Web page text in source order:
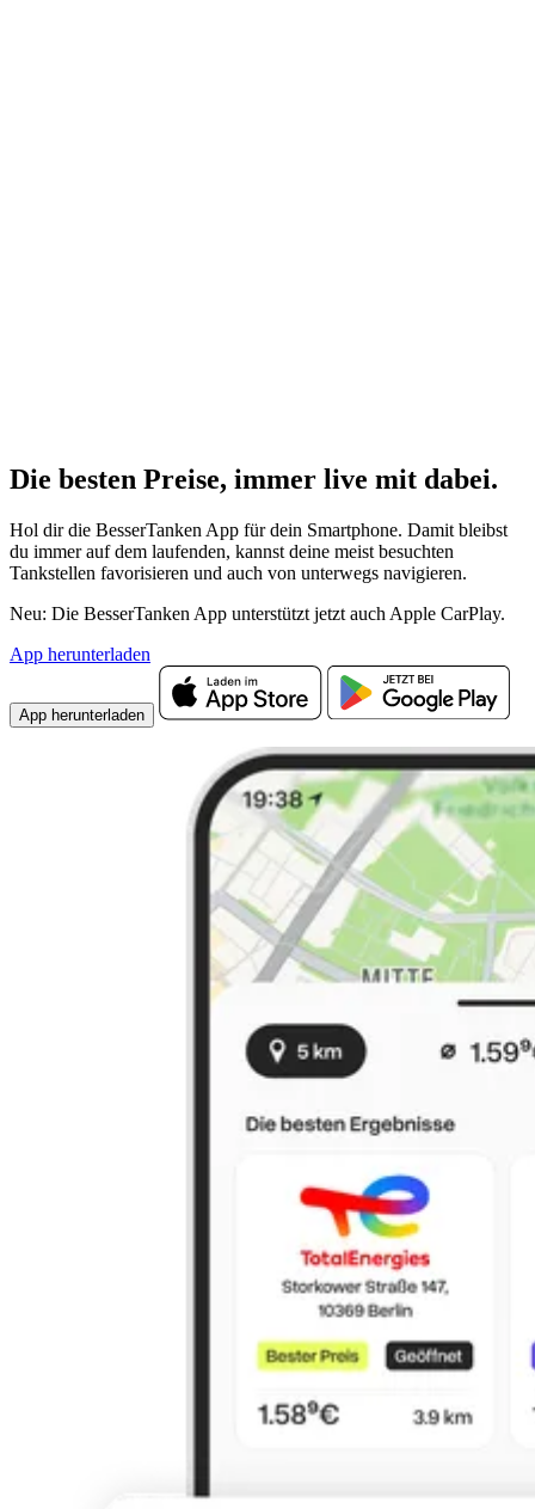
Die besten Preise, immer live mit dabei.
Hol dir die BesserTanken App für dein Smartphone. Damit bleibst
du immer auf dem laufenden, kannst deine meist besuchten
Tankstellen favorisieren und auch von unterwegs navigieren.
Neu: Die BesserTanken App unterstützt jetzt auch Apple CarPlay.
App herunterladen
App herunterladen